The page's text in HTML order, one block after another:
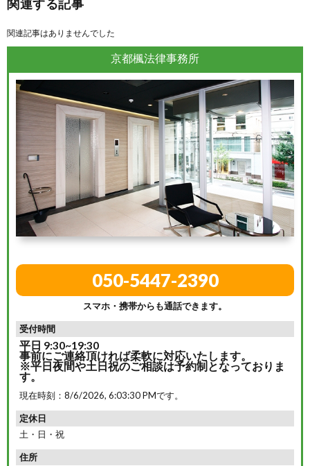
関連する記事
関連記事はありませんでした
京都楓法律事務所
050-5447-2390
スマホ・携帯からも通話できます。
受付時間
平日 9:30~19:30
事前にご連絡頂ければ柔軟に対応いたします。
※平日夜間や土日祝のご相談は予約制となっておりま
す。
現在時刻： 8/6/2026, 6:03:32 PMです。
定休日
土・日・祝
住所